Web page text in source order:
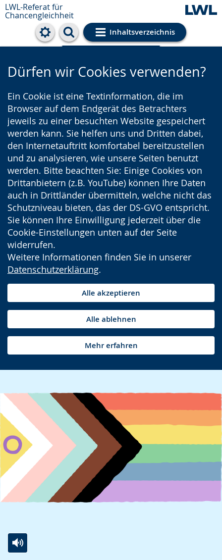
LWL-Referat für
Chancengleichheit
Inhaltsverzeichnis
Cookie-Einstellungen
Dürfen wir Cookies verwenden?
Ein Cookie ist eine Textinformation, die im
Browser auf dem Endgerät des Betrachters
jeweils zu einer besuchten Website gespeichert
werden kann. Sie helfen uns und Dritten dabei,
den Internetauftritt komfortabel bereitzustellen
und zu analysieren, wie unsere Seiten benutzt
werden. Bitte beachten Sie: Einige Cookies von
Drittanbietern (z.B. YouTube) können Ihre Daten
auch in Drittländer übermitteln, welche nicht das
Schutzniveau bieten, das der DS-GVO entspricht.
Sie können Ihre Einwilligung jederzeit über die
Cookie-Einstellungen unten auf der Seite
widerrufen.
Weitere Informationen finden Sie in unserer
Datenschutzerklärung.
Alle akzeptieren
Alle ablehnen
Mehr erfahren